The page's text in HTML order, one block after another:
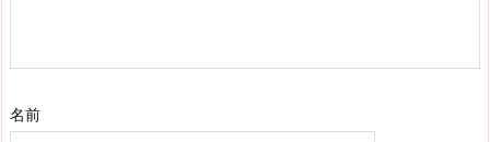
名前